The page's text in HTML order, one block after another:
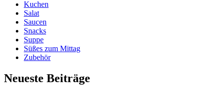
Kuchen
Salat
Saucen
Snacks
Suppe
Süßes zum Mittag
Zubehör
Neueste Beiträge